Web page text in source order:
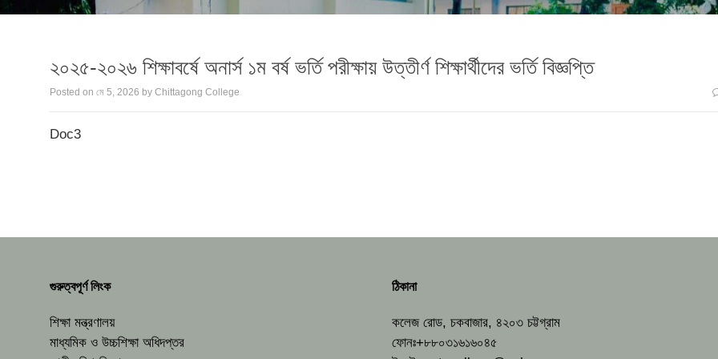
২০২৫-২০২৬ শিক্ষাবর্ষে অনার্স ১ম বর্ষ ভর্তি পরীক্ষায় উত্তীর্ণ শিক্ষার্থীদের ভর্তি বিজ্ঞপ্তি
Posted on মে 5, 2026 by Chittagong College
Doc3
গুরুত্বপূর্ণ লিংক
শিক্ষা মন্ত্রণালয়
মাধ্যমিক ও উচ্চশিক্ষা অধিদপ্তর
ঠিকানা
কলেজ রোড, চকবাজার, ৪২০৩ চট্টগ্রাম
ফোনঃ+৮৮০৩১৬১৬০৪৫